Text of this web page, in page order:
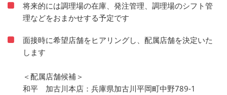
将来的には調理場の在庫、発注管理、調理場のシフト管
理などをおまかせする予定です
面接時に希望店舗をヒアリングし、配属店舗を決定いた
します
＜配属店舗候補＞
和平 加古川本店：兵庫県加古川平岡町中野789-1